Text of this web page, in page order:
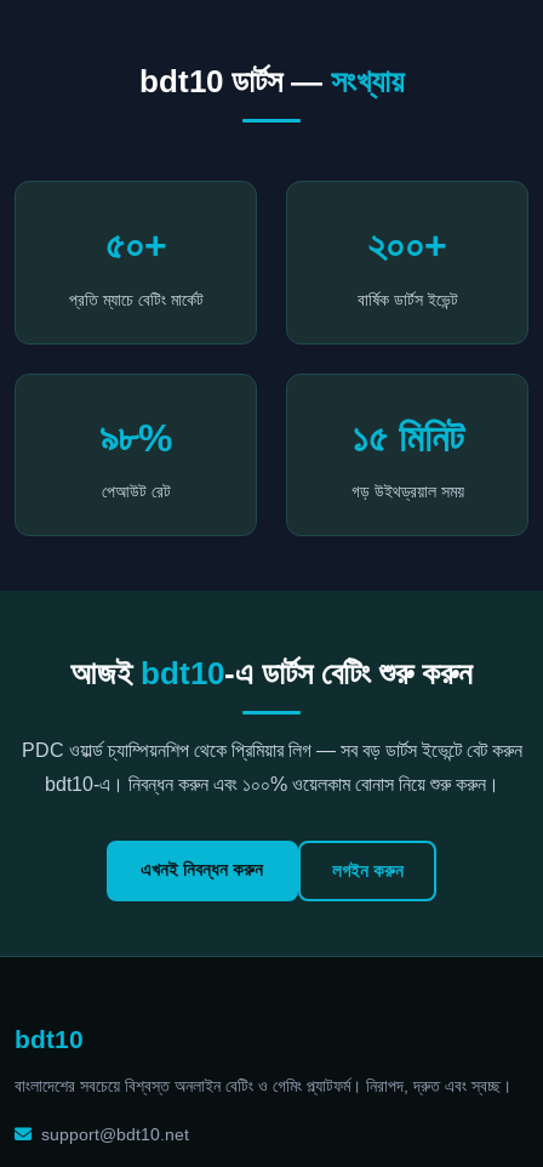
bdt10 ডার্টস — সংখ্যায়
৫০+
প্রতি ম্যাচে বেটিং মার্কেট
২০০+
বার্ষিক ডার্টস ইভেন্ট
৯৮%
পেআউট রেট
১৫ মিনিট
গড় উইথড্রয়াল সময়
আজই bdt10-এ ডার্টস বেটিং শুরু করুন
PDC ওয়ার্ল্ড চ্যাম্পিয়নশিপ থেকে প্রিমিয়ার লিগ — সব বড় ডার্টস ইভেন্টে বেট করুন
bdt10-এ। নিবন্ধন করুন এবং ১০০% ওয়েলকাম বোনাস নিয়ে শুরু করুন।
এখনই নিবন্ধন করুন লগইন করুন
bdt10
বাংলাদেশের সবচেয়ে বিশ্বস্ত অনলাইন বেটিং ও গেমিং প্ল্যাটফর্ম। নিরাপদ, দ্রুত এবং স্বচ্ছ।
support@bdt10.net